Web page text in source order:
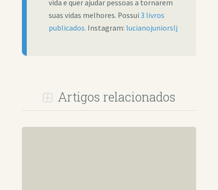
vida e quer ajudar pessoas a tornarem
suas vidas melhores. Possui 3 livros
publicados. Instagram: lucianojuniorslj
Artigos relacionados